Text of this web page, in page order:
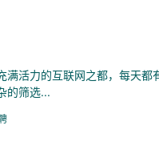
力的互联网之都，每天都
的筛选...